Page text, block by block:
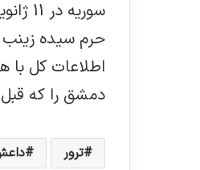
حرم سیده
اطلاعات کل با
دمشق را که
ترور